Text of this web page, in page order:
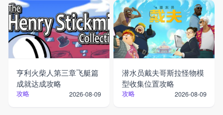
亨利火柴人第三章飞艇篇
成就达成攻略
攻略 2026-08-09
潜水员戴夫哥斯拉怪物模
型收集位置攻略
攻略 2026-08-09